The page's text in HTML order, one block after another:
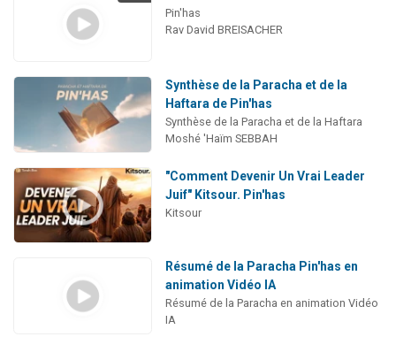
Pin'has
Rav David BREISACHER
Synthèse de la Paracha et de la
Haftara de Pin'has
Synthèse de la Paracha et de la Haftara
Moshé 'Haïm SEBBAH
"Comment Devenir Un Vrai Leader
Juif" Kitsour. Pin'has
Kitsour
Résumé de la Paracha Pin'has en
animation Vidéo IA
Résumé de la Paracha en animation Vidéo
IA